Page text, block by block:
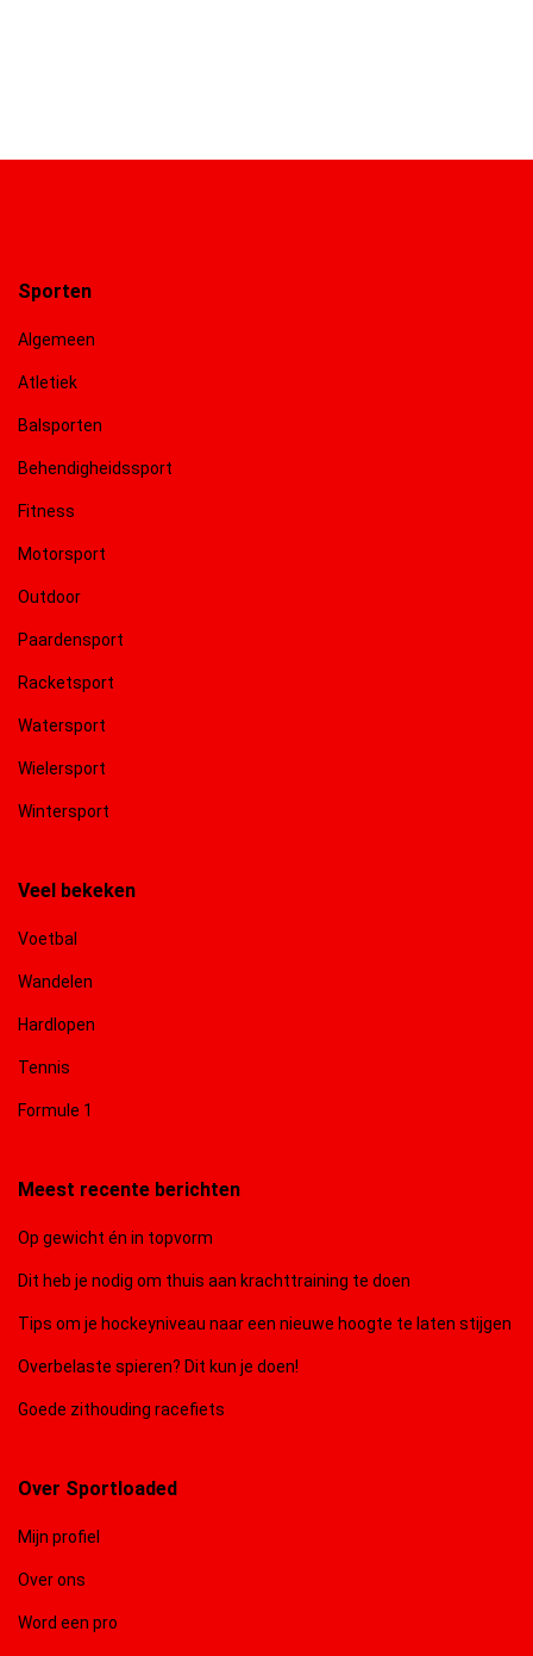
Sporten
Algemeen
Atletiek
Balsporten
Behendigheidssport
Fitness
Motorsport
Outdoor
Paardensport
Racketsport
Watersport
Wielersport
Wintersport
Veel bekeken
Voetbal
Wandelen
Hardlopen
Tennis
Formule 1
Meest recente berichten
Op gewicht én in topvorm
Dit heb je nodig om thuis aan krachttraining te doen
Tips om je hockeyniveau naar een nieuwe hoogte te laten stijgen
Overbelaste spieren? Dit kun je doen!
Goede zithouding racefiets
Over Sportloaded
Mijn profiel
Over ons
Word een pro